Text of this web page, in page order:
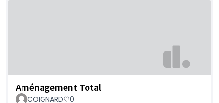
Aménagement Total
COIGNARD 0